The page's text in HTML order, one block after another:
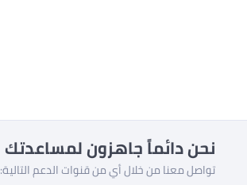
نحن دائماً جاهزون لمساعدتك
تواصل معنا من خلال أي من قنوات الدعم التالية: